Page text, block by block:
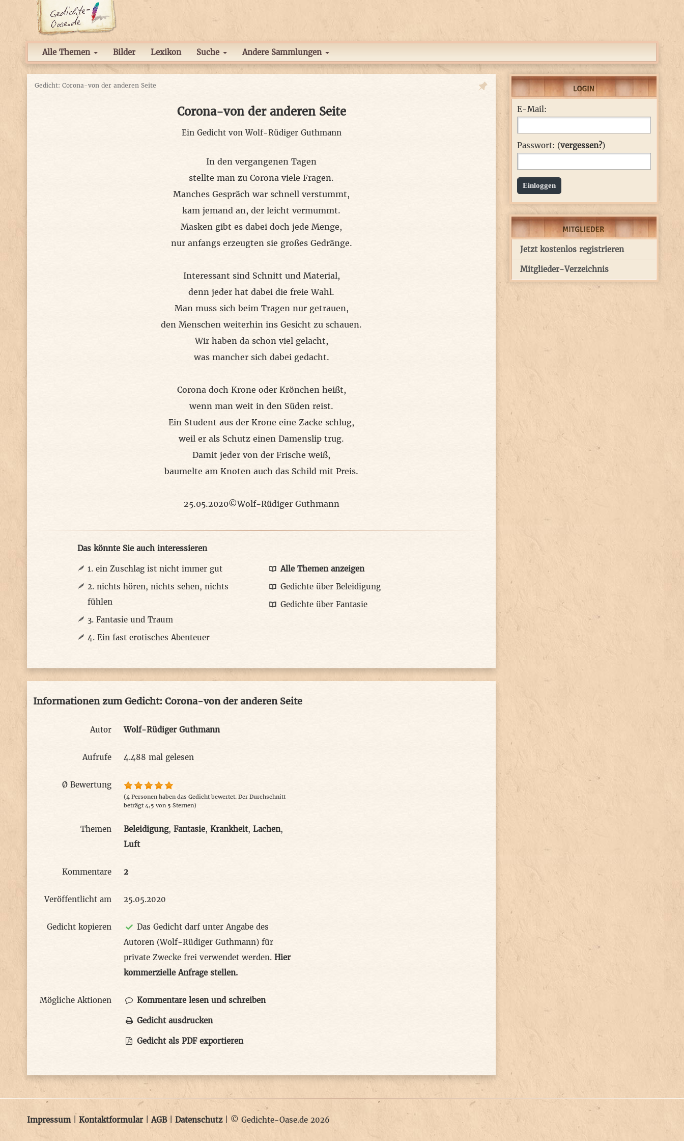
Alle Themen Bilder Lexikon Suche Andere Sammlungen
Gedicht: Corona-von der anderen Seite
Corona-von der anderen Seite
Ein Gedicht vonWolf-Rüdiger Guthmann
In den vergangenen Tagen
stellte man zu Corona viele Fragen.
Manches Gespräch war schnell verstummt,
kam jemand an, der leicht vermummt.
Masken gibt es dabei doch jede Menge,
nur anfangs erzeugten sie großes Gedränge.
Interessant sind Schnitt und Material,
denn jeder hat dabei die freie Wahl.
Man muss sich beim Tragen nur getrauen,
den Menschen weiterhin ins Gesicht zu schauen.
Wir haben da schon viel gelacht,
was mancher sich dabei gedacht.
Corona doch Krone oder Krönchen heißt,
wenn man weit in den Süden reist.
Ein Student aus der Krone eine Zacke schlug,
weil er als Schutz einen Damenslip trug.
Damit jeder von der Frische weiß,
baumelte am Knoten auch das Schild mit Preis.
25.05.2020©Wolf-Rüdiger Guthmann
Das könnte Sie auch interessieren
1. ein Zuschlag ist nicht immer gut
2. nichts hören, nichts sehen, nichts
fühlen
3. Fantasie und Traum
4. Ein fast erotisches Abenteuer
Alle Themen anzeigen
Gedichte über Beleidigung
Gedichte über Fantasie
Informationen zum Gedicht: Corona-von der anderen Seite
Autor Wolf-Rüdiger Guthmann
Aufrufe 4.488 mal gelesen
Ø Bewertung
(4 Personen haben das Gedicht bewertet. Der Durchschnitt
beträgt 4,5 von 5 Sternen)
Themen Beleidigung,Fantasie,Krankheit,Lachen,
Luft
Kommentare 2
Veröffentlicht am 25.05.2020
Gedicht kopieren
Das Gedicht darf unter Angabe des
Autoren (Wolf-Rüdiger Guthmann) für
private Zwecke frei verwendet werden.Hier
kommerzielle Anfrage stellen.
Mögliche Aktionen Kommentare lesen und schreiben
Gedicht ausdrucken
Gedicht als PDF exportieren
E-Mail:
Passwort: (vergessen?)
Einloggen
Jetzt kostenlos registrieren
Mitglieder-Verzeichnis
Impressum| Kontaktformular|AGB| Datenschutz| © Gedichte-Oase.de 2026